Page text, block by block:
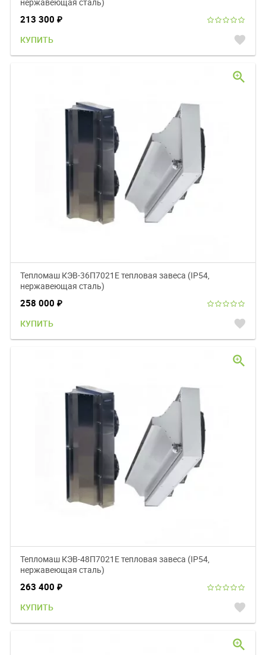
213 300 ₽
КУПИТЬ favorite
Тепломаш КЭВ-36П7021Е тепловая завеса (IP54,
нержавеющая сталь)
258 000 ₽
КУПИТЬ favorite
zoom_in
Тепломаш КЭВ-48П7021Е тепловая завеса (IP54,
нержавеющая сталь)
263 400 ₽
КУПИТЬ favorite
zoom_in
zoom_in